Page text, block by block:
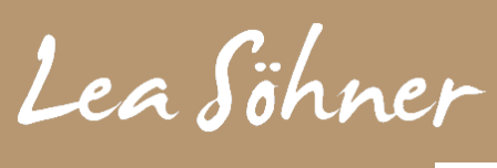
Inhalt
springen